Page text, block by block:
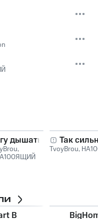
дышать
,
Так
TvoyBrou,
B